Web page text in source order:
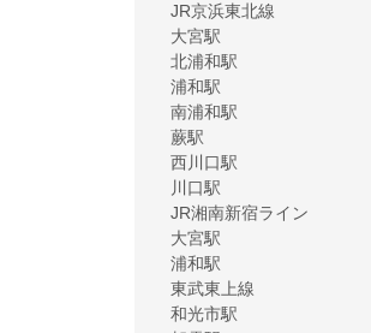
JR京浜東北線
大宮駅
北浦和駅
浦和駅
南浦和駅
蕨駅
西川口駅
川口駅
JR湘南新宿ライン
大宮駅
浦和駅
東武東上線
和光市駅